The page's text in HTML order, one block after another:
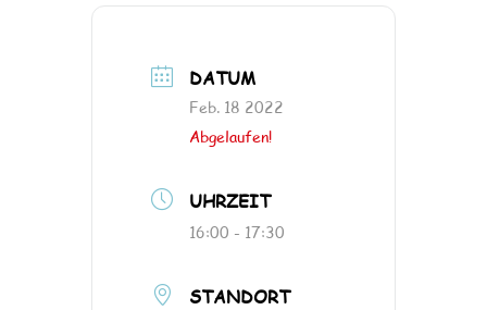
DATUM
Feb. 18 2022
Abgelaufen!
UHRZEIT
16:00 - 17:30
STANDORT